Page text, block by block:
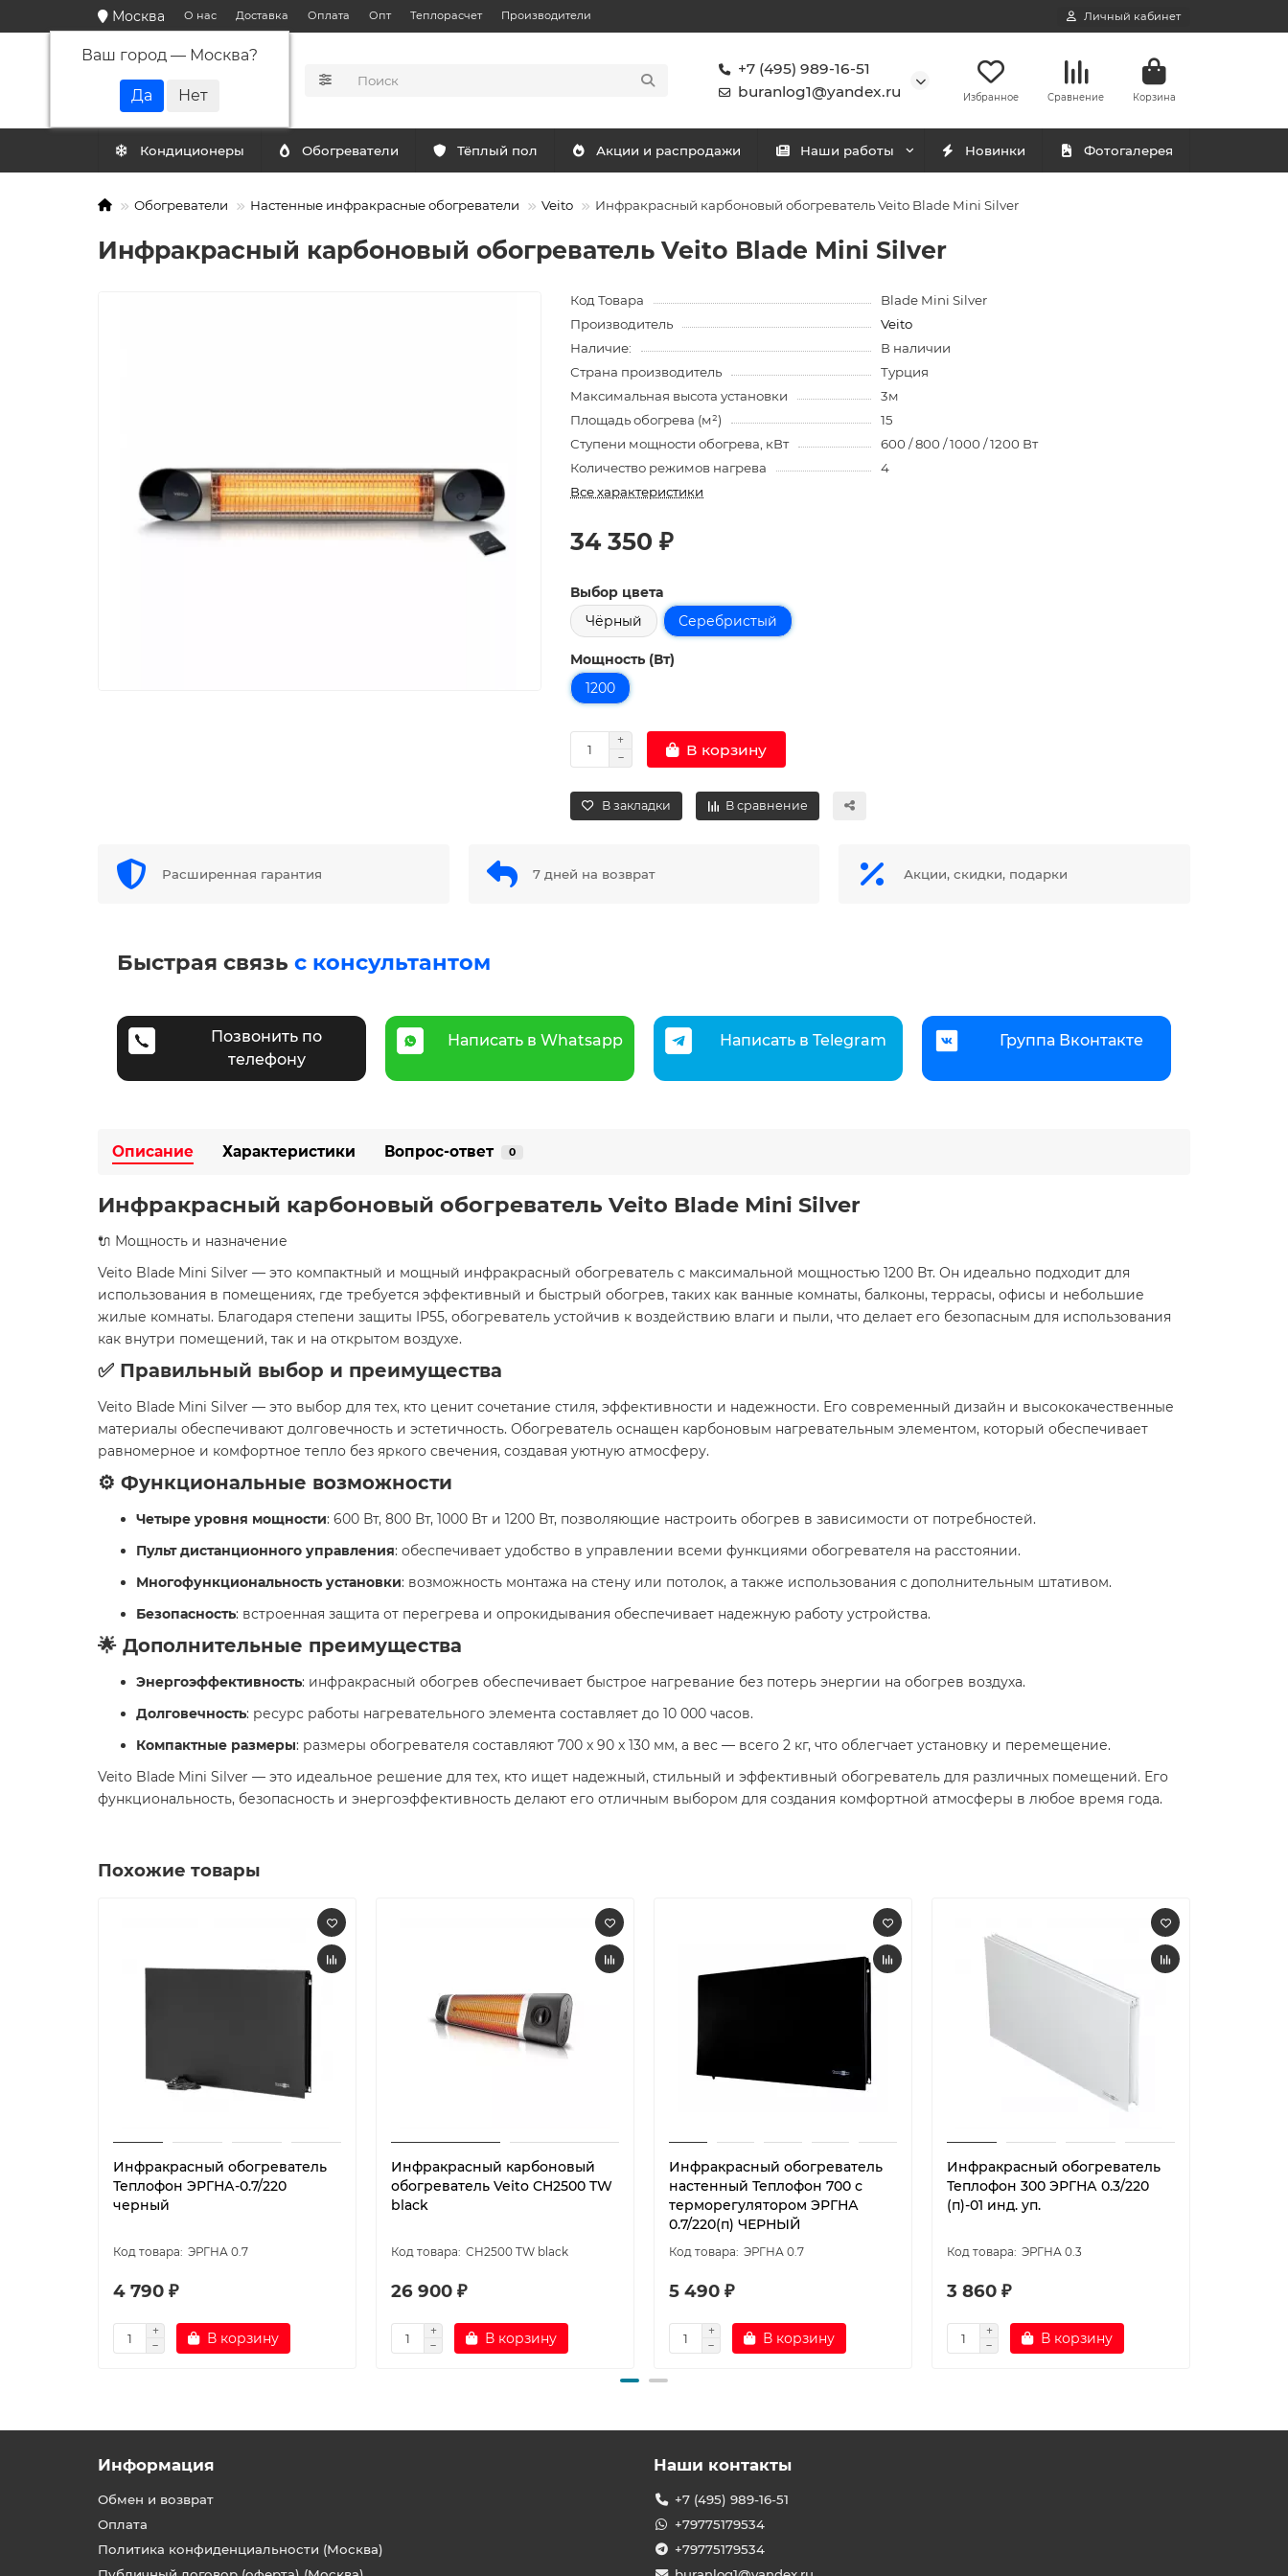
Москва
Ваш город — Москва?
О нас Доставка Оплата Опт Теплорасчет Производители Личный кабинет
+7 (495) 989-16-51
buranlog1@yandex.ru
Избранное Сравнение Корзина
Кондиционеры Обогреватели Тёплый пол Акции и распродажи Наши работы Новинки Фотогалерея
Обогреватели Настенные инфракрасные обогреватели Veito Инфракрасный карбоновый обогреватель Veito Blade Mini Silver
Инфракрасный карбоновый обогреватель Veito Blade Mini Silver
Код Товара
Blade Mini Silver
Производитель
Veito
Наличие:
В наличии
Страна производитель
Турция
Максимальная высота установки
3м
Площадь обогрева (м²)
15
Ступени мощности обогрева, кВт
600 / 800 / 1000 / 1200 Вт
Количество режимов нагрева
4
Все характеристики
34 350 ₽
Выбор цвета
Чёрный
Серебристый
Мощность (Вт)
1200
В корзину
В закладки В сравнение
Расширенная гарантия 7 дней на возврат Акции, скидки, подарки
Быстрая связь с консультантом
Позвонить по
телефону
Написать в Whatsapp Написать в Telegram Группа Вконтакте
Описание Характеристики Вопрос-ответ 0
Инфракрасный карбоновый обогреватель Veito Blade Mini Silver
🔌 Мощность и назначение
Veito Blade Mini Silver — это компактный и мощный инфракрасный обогреватель с максимальной мощностью 1200 Вт. Он идеально подходит для
использования в помещениях, где требуется эффективный и быстрый обогрев, таких как ванные комнаты, балконы, террасы, офисы и небольшие
жилые комнаты. Благодаря степени защиты IP55, обогреватель устойчив к воздействию влаги и пыли, что делает его безопасным для использования
как внутри помещений, так и на открытом воздухе.
✅ Правильный выбор и преимущества
Veito Blade Mini Silver — это выбор для тех, кто ценит сочетание стиля, эффективности и надежности. Его современный дизайн и высококачественные
материалы обеспечивают долговечность и эстетичность. Обогреватель оснащен карбоновым нагревательным элементом, который обеспечивает
равномерное и комфортное тепло без яркого свечения, создавая уютную атмосферу.
⚙️ Функциональные возможности
Четыре уровня мощности: 600 Вт, 800 Вт, 1000 Вт и 1200 Вт, позволяющие настроить обогрев в зависимости от потребностей.
Пульт дистанционного управления: обеспечивает удобство в управлении всеми функциями обогревателя на расстоянии.
Многофункциональность установки: возможность монтажа на стену или потолок, а также использования с дополнительным штативом.
Безопасность: встроенная защита от перегрева и опрокидывания обеспечивает надежную работу устройства.
🌟 Дополнительные преимущества
Энергоэффективность: инфракрасный обогрев обеспечивает быстрое нагревание без потерь энергии на обогрев воздуха.
Долговечность: ресурс работы нагревательного элемента составляет до 10 000 часов.
Компактные размеры: размеры обогревателя составляют 700 x 90 x 130 мм, а вес — всего 2 кг, что облегчает установку и перемещение.
Veito Blade Mini Silver — это идеальное решение для тех, кто ищет надежный, стильный и эффективный обогреватель для различных помещений. Его
функциональность, безопасность и энергоэффективность делают его отличным выбором для создания комфортной атмосферы в любое время года.
Похожие товары
Инфракрасный обогреватель
Теплофон ЭРГНА-0.7/220
черный
ЭРГНА 0.7
4 790 ₽
В корзину
Инфракрасный карбоновый
обогреватель Veito CH2500 TW
black
CH2500 TW black
26 900 ₽
В корзину
Инфракрасный обогреватель
настенный Теплофон 700 с
терморегулятором ЭРГНА
0.7/220(п) ЧЕРНЫЙ
ЭРГНА 0.7
5 490 ₽
В корзину
Инфракрасный обогреватель
Теплофон 300 ЭРГНА 0.3/220
(п)-01 инд. уп.
ЭРГНА 0.3
3 860 ₽
В корзину
Информация
Обмен и возврат
Оплата
Политика конфиденциальности (Москва)
Наши контакты
+7 (495) 989-16-51
+79775179534
+79775179534